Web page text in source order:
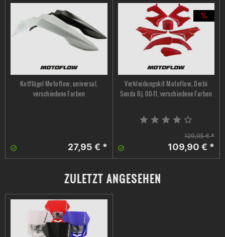
Kotflügel Motoflow, universal,
verschiedene Farben
27,95 € *
Verkleidungskit Motoflow, Derbi
Senda Bj. 00-11, verschiedene Farben
129,95 € *
109,90 € *
ZULETZT ANGESEHEN